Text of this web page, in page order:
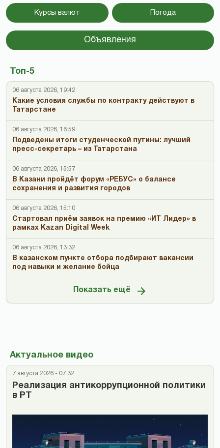
Курсы валют Погода
Объявления
Топ-5
06 августа 2026, 19:42
Какие условия службы по контракту действуют в
Татарстане
06 августа 2026, 16:59
Подведены итоги студенческой путины: лучший
пресс-секретарь – из Татарстана
06 августа 2026, 15:57
В Казани пройдёт форум «РЕБУС» о балансе
сохранения и развития городов
06 августа 2026, 15:10
Стартовал приём заявок на премию «ИТ Лидер» в
рамках Kazan Digital Week
06 августа 2026, 13:32
В казанском пункте отбора подбирают вакансии
под навыки и желание бойца
Показать ещё
Актуальное видео
7 августа 2026 - 07:32
Реализация антикоррупционной политики
в РТ